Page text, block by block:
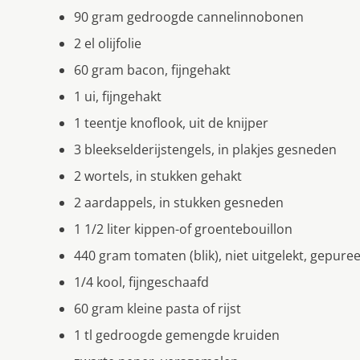
90 gram gedroogde cannelinnobonen
2 el olijfolie
60 gram bacon, fijngehakt
1 ui, fijngehakt
1 teentje knoflook, uit de knijper
3 bleekselderijstengels, in plakjes gesneden
2 wortels, in stukken gehakt
2 aardappels, in stukken gesneden
1 1/2 liter kippen-of groentebouillon
440 gram tomaten (blik), niet uitgelekt,
1/4 kool, fijngeschaafd
60 gram kleine pasta of rijst
1 tl gedroogde gemengde kruiden